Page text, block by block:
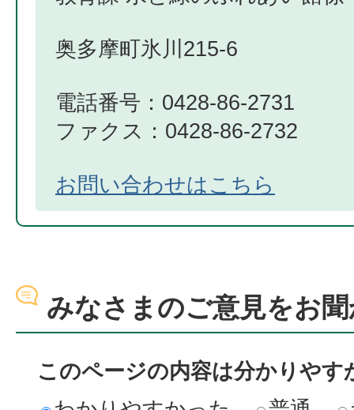
奥多摩町氷川215-6
電話番号：0428-86-2731
ファクス：0428-86-2732
お問い合わせはこちら
みなさまのご意見をお
このページの内容は分かりやす